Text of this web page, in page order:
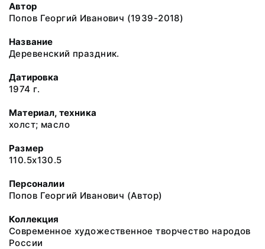
Автор
Попов Георгий Иванович (1939-2018)
Название
Деревенский праздник.
Датировка
1974 г.
Материал, техника
холст; масло
Размер
110.5x130.5
Персоналии
Попов Георгий Иванович (Автор)
Коллекция
Современное художественное творчество народов
России